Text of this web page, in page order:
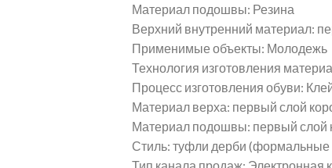
Материал подошвы: Резина
Верхний внутренний материал:
Применимые объекты: Молодежь
Технология изготовления
Процесс изготовления обуви:
Материал верха: первый слой
Материал подошвы: первый слой
Стиль: туфли дерби